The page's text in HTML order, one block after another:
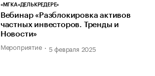
«МГКА«ДЕЛЬКРЕДЕРЕ»
Вебинар «Разблокировка активов
частных инвесторов. Тренды и
Новости»
Мероприятие 5 февраля 2025